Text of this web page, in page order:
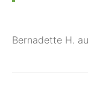
Bernadette H.